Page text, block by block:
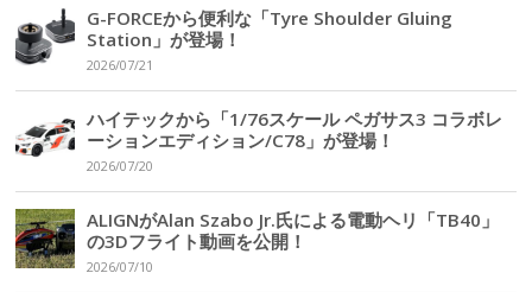
G-FORCEから便利な「Tyre Shoulder Gluing
Station」が登場！
2026/07/21
ハイテックから「1/76スケール ペガサス3 コラボレ
ーションエディション/C78」が登場！
2026/07/20
ALIGNがAlan Szabo Jr.氏による電動ヘリ「TB40」
の3Dフライト動画を公開！
2026/07/10